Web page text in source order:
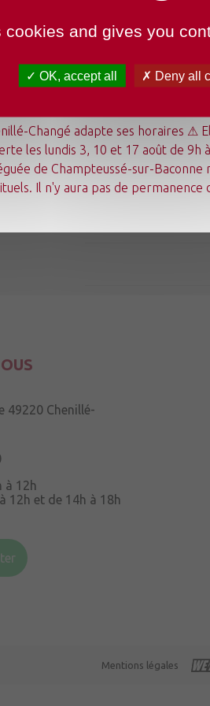
Ma commune
Mon quotidien
Mes loisirs
Tourisme
49220 Chenillé-
à 12h
12h et de 14h à 18h
Mentions légales
Changé adapte ses horaires ⚠
les lundis 3, 10 et 17 août de 9h
de Champteussé-sur-
Il n'y aura pas de permanence
cookies and gives you
OK, accept all Deny all